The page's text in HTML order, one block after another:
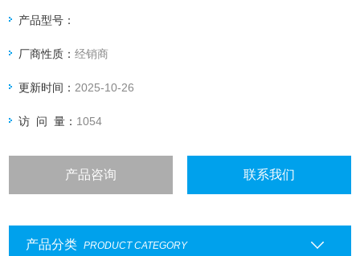
适用于急性肢体缺血（ALI）患者的动脉血栓性闭塞。
等部位的血栓
产品型号：
厂商性质：经销商
更新时间： 2025-10-26
访 问 量： 1054
产品咨询 联系我们
产品分类 PRODUCT CATEGORY